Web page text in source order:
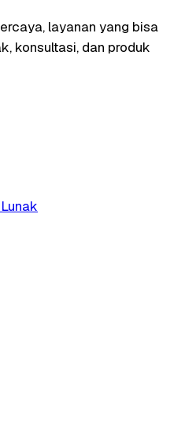
layanan yang bisa
konsultasi, dan produk